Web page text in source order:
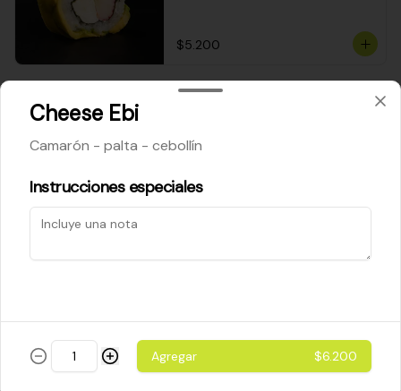
$5.200
$5.200
$5.800
Cheese Ebi
Camarón - palta - cebollín
Instrucciones especiales
Agregar $6.200